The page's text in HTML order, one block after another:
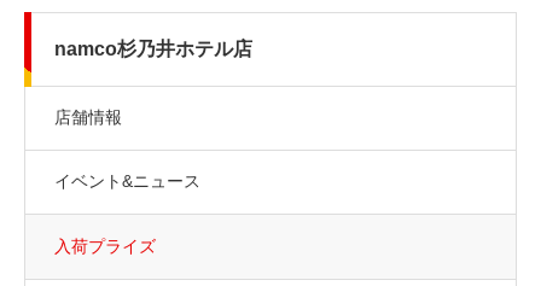
namco杉乃井ホテル店
店舗情報
イベント&ニュース
入荷プライズ